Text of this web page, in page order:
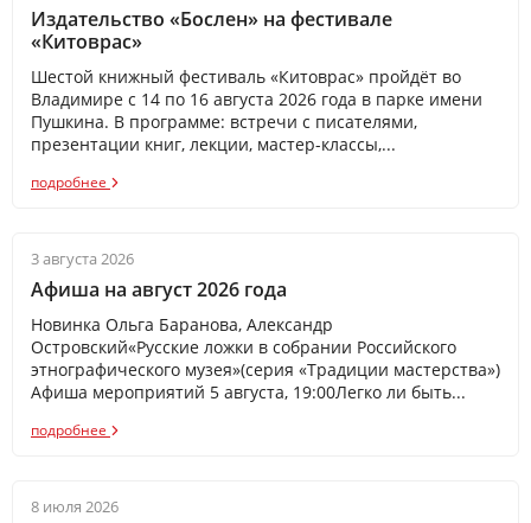
Издательство «Бослен» на фестивале
«Китоврас»
Шестой книжный фестиваль «Китоврас» пройдёт во
Владимире с 14 по 16 августа 2026 года в парке имени
Пушкина. В программе: встречи с писателями,
презентации книг, лекции, мастер-классы,...
подробнее
3 августа 2026
Афиша на август 2026 года
Новинка Ольга Баранова, Александр
Островский«Русские ложки в собрании Российского
этнографического музея»(серия «Традиции мастерства»)
Афиша мероприятий 5 августа, 19:00Легко ли быть...
подробнее
8 июля 2026